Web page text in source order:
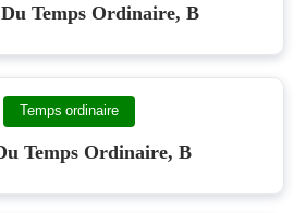
Temps Ordinaire, B
Temps ordinaire
Temps Ordinaire, B